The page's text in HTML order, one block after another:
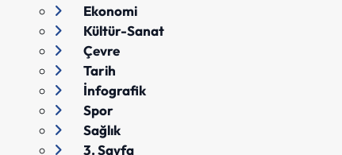
Ekonomi
Kültür-Sanat
Çevre
Tarih
İnfografik
Spor
Sağlık
3. Sayfa